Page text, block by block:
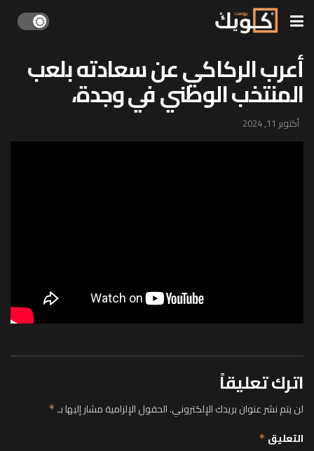
أعرب الركاكي عن سعادته بلعب
المنتخب الوطني في وجدة،
أكتوبر 11, 2024
اترك تعليقاً
لن يتم نشر عنوان بريدك الإلكتروني.الحقول الإلزامية مشار إليها بـ*
التعليق *